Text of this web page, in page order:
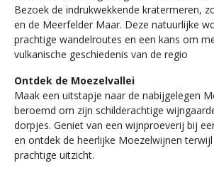
Bezoek de indrukwekkende kratermeren,
en de Meerfelder Maar. Deze natuurlijke
prachtige wandelroutes en een kans om
vulkanische geschiedenis van de regio
Ontdek de Moezelvallei
Maak een uitstapje naar de nabijgelegen
beroemd om zijn schilderachtige
dorpjes. Geniet van een wijnproeverij bij
en ontdek de heerlijke Moezelwijnen
prachtige uitzicht.